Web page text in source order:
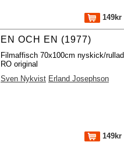
149kr
EN OCH EN (1977)
Filmaffisch 70x100cm nyskick/rullad
RO original
Sven Nykvist Erland Josephson
149kr